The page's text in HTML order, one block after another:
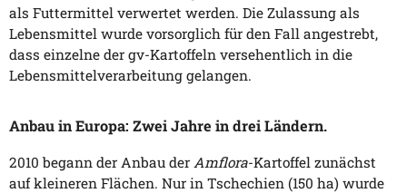
als Futtermittel verwertet werden. Die Zulassung als
Lebensmittel wurde vorsorglich für den Fall angestrebt,
dass einzelne der gv-Kartoffeln versehentlich in die
Lebensmittelverarbeitung gelangen.
Anbau in Europa: Zwei Jahre in drei Ländern.
2010 begann der Anbau der Amflora-Kartoffel zunächst
auf kleineren Flächen. Nur in Tschechien (150 ha) wurde